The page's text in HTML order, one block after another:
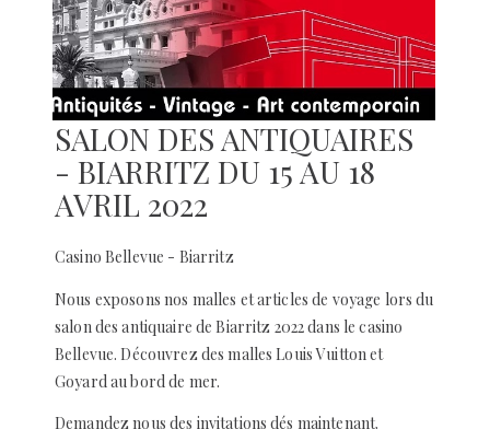
SALON DES ANTIQUAIRES
- BIARRITZ DU 15 AU 18
AVRIL 2022
Casino Bellevue - Biarritz
Nous exposons nos malles et articles de voyage lors du
salon des antiquaire de Biarritz 2022 dans le casino
Bellevue. Découvrez des malles Louis Vuitton et
Goyard au bord de mer.
Demandez nous des invitations dés maintenant.